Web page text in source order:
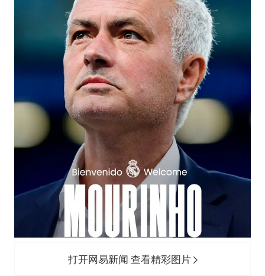
打开网易新闻 查看精彩图片